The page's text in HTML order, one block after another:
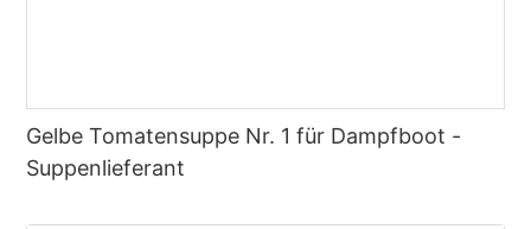
Gelbe Tomatensuppe Nr. 1 für Dampfboot -
Suppenlieferant